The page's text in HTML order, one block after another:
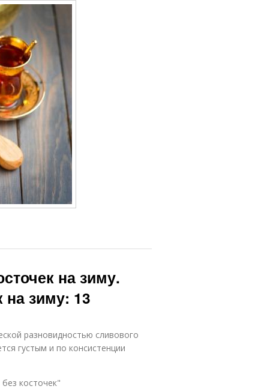
на зиму.
на зиму: 13
разновидностью сливового
густым и по консистенции
косточек"